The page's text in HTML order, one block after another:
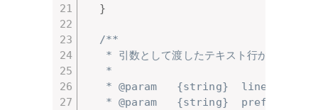
}
/**
* 引数として渡したテキスト行から指定し
   *
* @param   {string}  lineText - テ
* @param   {string}  prefix - 抽出